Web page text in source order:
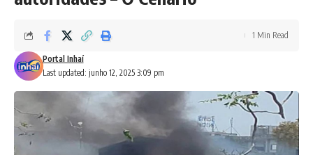
Last updated: junho 12, 2025 3:09 pm
Portal Inhaí
1 Min Read